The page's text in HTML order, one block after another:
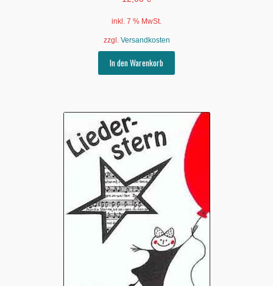
inkl. 7 % MwSt.
zzgl. Versandkosten
In den Warenkorb